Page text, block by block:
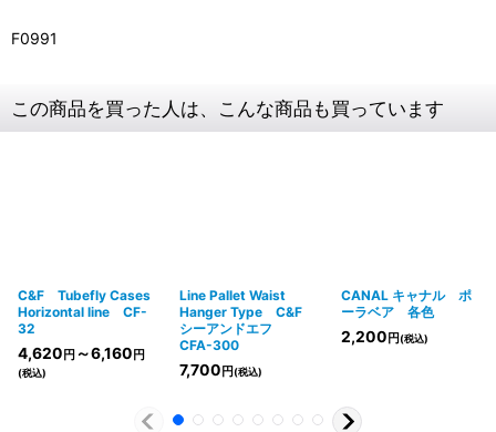
F0991
この商品を買った人は、こんな商品も買っています
C&F Tubefly Cases
Horizontal line CF-
32
4,620 円 ～6,160 円
(税込)
Line Pallet Waist
Hanger Type C&F
シーアンドエフ
CFA-300
7,700 円(税込)
CANAL キャナル ポ
ーラベア 各色
2,200 円(税込)